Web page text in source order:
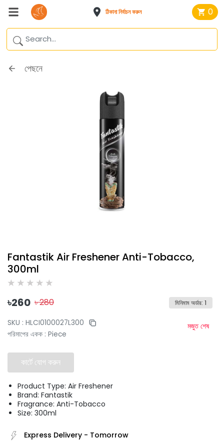
ঠিকানা নির্বাচন করুন 0
পেছনে
Fantastik Air Freshener Anti-Tobacco,
300ml
৳260 ৳280 মিনিমাম অর্ডার: 1
SKU : HLCI0100027L300
পরিমাপের একক : Piece
মজুত শেষ
কার্টে যোগ করুন
Product Type: Air Freshener
Brand: Fantastik
Fragrance: Anti-Tobacco
Size: 300ml
Express Delivery - Tomorrow